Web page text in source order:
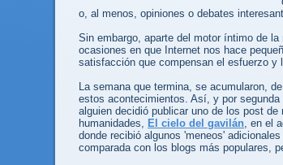
o, al menos, opiniones o debates
Sin embargo, aparte del motor íntimo de
ocasiones en que Internet nos hace
satisfacción que compensan el esfuerzo y
La semana que termina, se acumularon,
estos acontecimientos. Así, y por
alguien decidió publicar uno de los post de
humanidades, El cielo del gavilán, en el
donde recibió algunos 'meneos'
comparada con los blogs más populares,